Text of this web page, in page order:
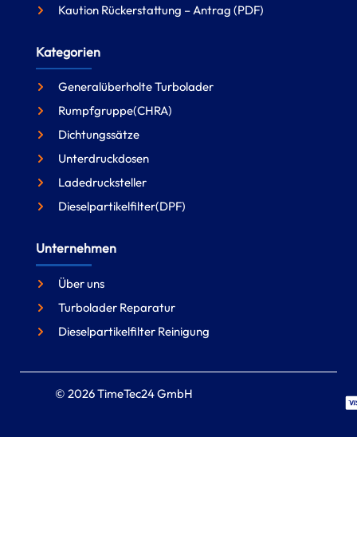
Kaution Rückerstattung – Antrag (PDF)
Kategorien
Generalüberholte Turbolader
Rumpfgruppe(CHRA)
Dichtungssätze
Unterdruckdosen
Ladedrucksteller
Dieselpartikelfilter(DPF)
Unternehmen
Über uns
Turbolader Reparatur
Dieselpartikelfilter Reinigung
© 2026 TimeTec24 GmbH